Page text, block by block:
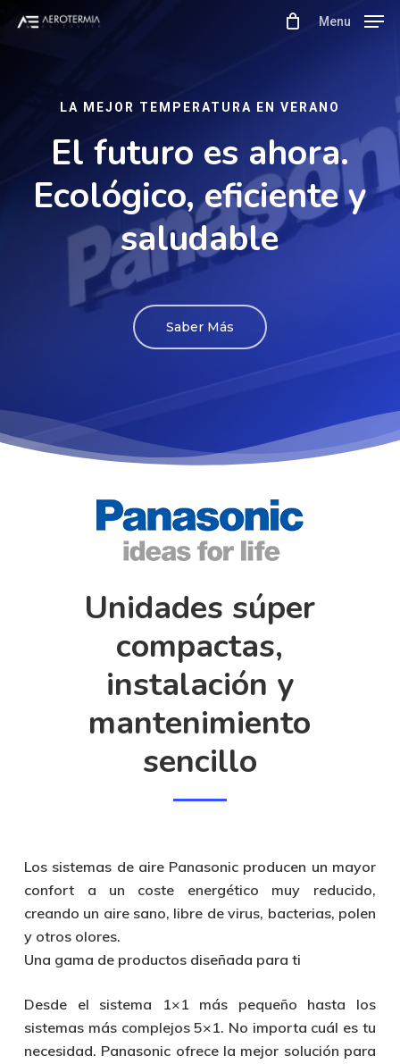
Skip
Menu
LA MEJOR TEMPERATURA EN VERANO
El futuro es ahora.
Ecológico, eficiente y
saludable
Saber Más
Unidades súper
compactas,
instalación y
mantenimiento
sencillo
Los sistemas de aire Panasonic producen un mayor
confort a un coste energético muy reducido,
creando un aire sano, libre de virus, bacterias, polen
y otros olores.
Una gama de productos diseñada para ti
Desde el sistema 1×1 más pequeño hasta los
sistemas más complejos 5×1. No importa cuál es tu
necesidad. Panasonic ofrece la mejor solución para